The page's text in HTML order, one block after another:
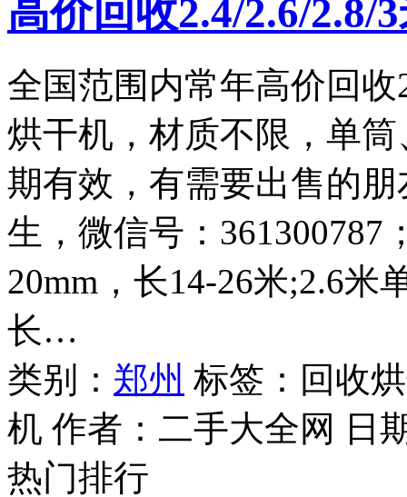
高价回收2.4/2.6/2.8/
全国范围内常年高价回收
烘干机，材质不限，单
期有效，有需要出售的朋
生，微信号：361300787
20mm，长14-26米;2.6米
长…
类别： 郑州 标签：回收
机 作者： 二手大全网
日
热门排行